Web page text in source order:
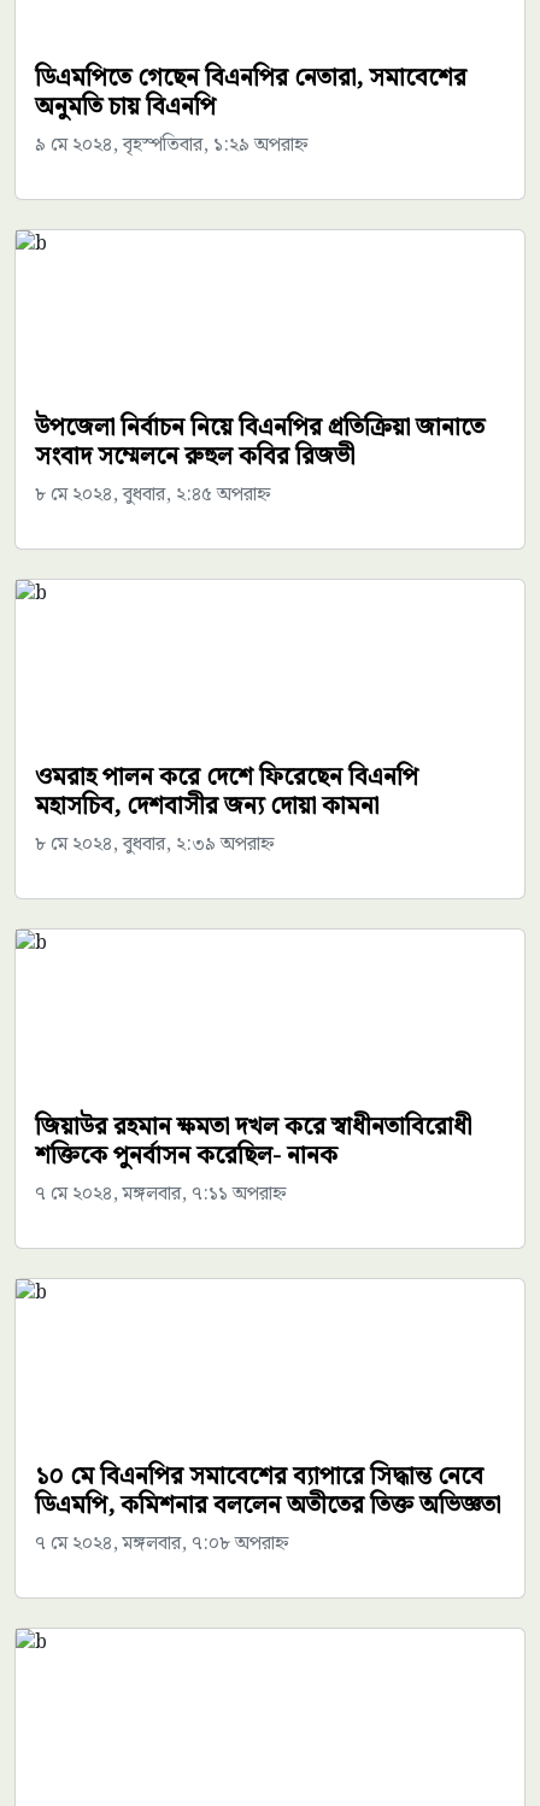
ডিএমপিতে গেছেন বিএনপির নেতারা, সমাবেশের
অনুমতি চায় বিএনপি
৯ মে ২০২৪, বৃহস্পতিবার, ১:২৯ অপরাহ্ন
উপজেলা নির্বাচন নিয়ে বিএনপির প্রতিক্রিয়া জানাতে
সংবাদ সম্মেলনে রুহুল কবির রিজভী
৮ মে ২০২৪, বুধবার, ২:৪৫ অপরাহ্ন
ওমরাহ পালন করে দেশে ফিরেছেন বিএনপি
মহাসচিব, দেশবাসীর জন্য দোয়া কামনা
৮ মে ২০২৪, বুধবার, ২:৩৯ অপরাহ্ন
জিয়াউর রহমান ক্ষমতা দখল করে স্বাধীনতাবিরোধী
শক্তিকে পুনর্বাসন করেছিল- নানক
৭ মে ২০২৪, মঙ্গলবার, ৭:১১ অপরাহ্ন
১০ মে বিএনপির সমাবেশের ব্যাপারে সিদ্ধান্ত নেবে
ডিএমপি, কমিশনার বললেন অতীতের তিক্ত অভিজ্ঞতা
৭ মে ২০২৪, মঙ্গলবার, ৭:০৮ অপরাহ্ন